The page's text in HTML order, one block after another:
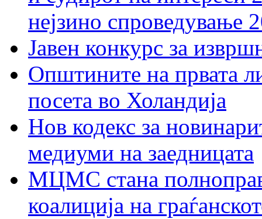
нејзино спроведување
Јавен конкурс за
Општините на првата
посета во Холандија
Нов кодекс за
медиуми на заедницата
МЦМС стана
коалиција на